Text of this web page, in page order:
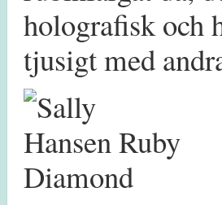
holografisk och
tjusigt med